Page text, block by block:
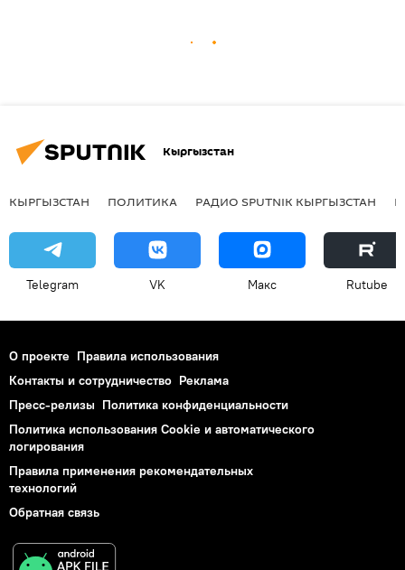
Кыргызстан
КЫРГЫЗСТАН ПОЛИТИКА РАДИО SPUTNIK КЫРГЫЗСТАН
Telegram VK Макс Rutube
О проекте Правила использования
Контакты и сотрудничество Реклама
Пресс-релизы Политика конфиденциальности
Политика использования Cookie и автоматического
логирования
Правила применения рекомендательных
технологий
Обратная связь